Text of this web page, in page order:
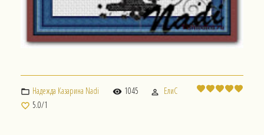
Надежда Казарина Nadi 1045
ЕлиС
5.0/1